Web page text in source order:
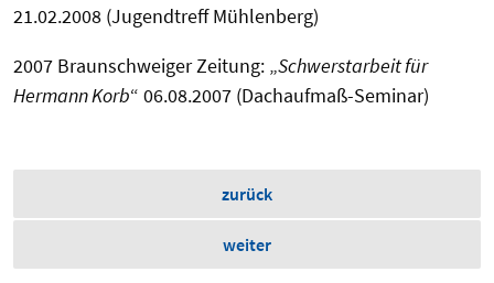
21.02.2008 (Jugendtreff Mühlenberg)
2007 Braunschweiger Zeitung: „Schwerstarbeit für
Hermann Korb“ 06.08.2007 (Dachaufmaß-Seminar)
zurück
weiter